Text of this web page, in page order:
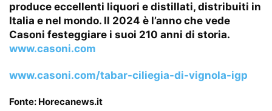
produce eccellenti liquori e distillati, distribuiti in
Italia e nel mondo. Il 2024 è l’anno che vede
Casoni festeggiare i suoi 210 anni di storia.
www.casoni.com
www.casoni.com/tabar-ciliegia-di-vignola-igp
Fonte: Horecanews.it